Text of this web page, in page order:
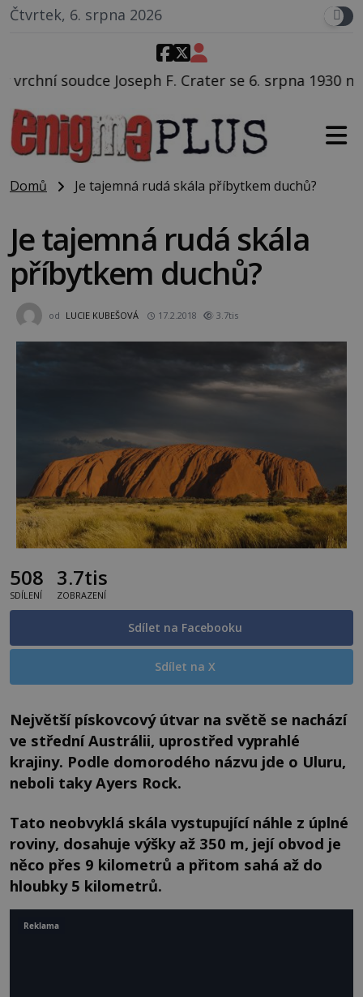
Čtvrtek, 6. srpna 2026
Crater se 6. srpna 1930 navečeří ve své
Domů Je tajemná rudá skála příbytkem duchů?
Je tajemná rudá skála
příbytkem duchů?
od LUCIE KUBEŠOVÁ 17.2.2018 3.7tis
508
SDÍLENÍ
3.7tis
ZOBRAZENÍ
Sdílet na Facebooku
Sdílet na X
Největší pískovcový útvar na světě se nachází
ve střední Austrálii, uprostřed vyprahlé
krajiny. Podle domorodého názvu jde o Uluru,
neboli taky Ayers Rock.
Tato neobvyklá skála vystupující náhle z úplné
roviny, dosahuje výšky až 350 m, její obvod je
něco přes 9 kilometrů a přitom sahá až do
hloubky 5 kilometrů.
Reklama